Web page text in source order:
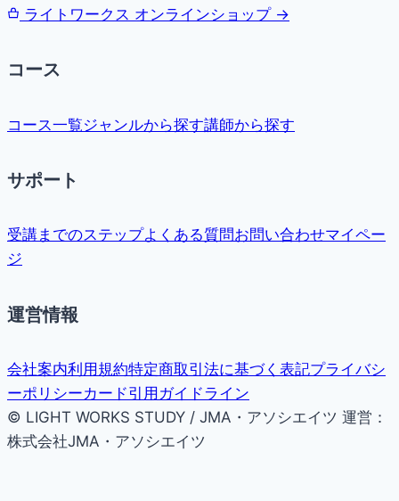
ライトワークス オンラインショップ →
コース
コース一覧ジャンルから探す講師から探す
サポート
受講までのステップよくある質問お問い合わせマイペー
ジ
運営情報
会社案内利用規約特定商取引法に基づく表記プライバシ
ーポリシーカード引用ガイドライン
© LIGHT WORKS STUDY / JMA・アソシエイツ 運営：
株式会社JMA・アソシエイツ